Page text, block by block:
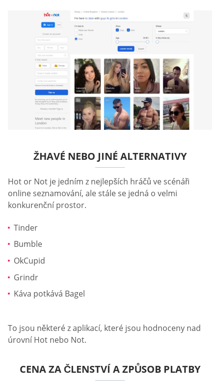
ŽHAVÉ NEBO JINÉ ALTERNATIVY
Hot or Not je jedním z nejlepších hráčů ve scénáři
online seznamování, ale stále se jedná o velmi
konkurenční prostor.
Tinder
Bumble
OkCupid
Grindr
Káva potkává Bagel
To jsou některé z aplikací, které jsou hodnoceny nad
úrovní Hot nebo Not.
CENA ZA ČLENSTVÍ A ZPŮSOB PLATBY